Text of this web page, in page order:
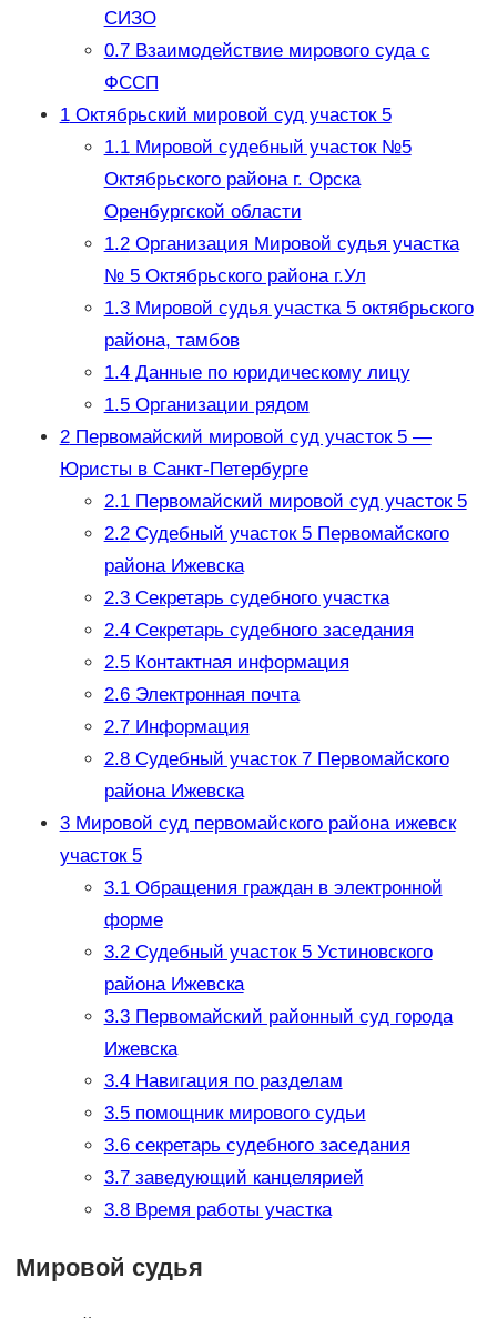
СИЗО
0.7Взаимодействие мирового суда с
ФССП
1Октябрьский мировой суд участок 5
1.1Мировой судебный участок №5
Октябрьского района г. Орска
Оренбургской области
1.2Организация Мировой судья участка
№ 5 Октябрьского района г.Ул
1.3Мировой судья участка 5 октябрьского
района, тамбов
1.4Данные по юридическому лицу
1.5Организации рядом
2Первомайский мировой суд участок 5 —
Юристы в Санкт-Петербурге
2.1Первомайский мировой суд участок 5
2.2Судебный участок 5 Первомайского
района Ижевска
2.3Секретарь судебного участка
2.4Секретарь судебного заседания
2.5Контактная информация
2.6Электронная почта
2.7Информация
2.8Судебный участок 7 Первомайского
района Ижевска
3Мировой суд первомайского района ижевск
участок 5
3.1Обращения граждан в электронной
форме
3.2Судебный участок 5 Устиновского
района Ижевска
3.3Первомайский районный суд города
Ижевска
3.4Навигация по разделам
3.5помощник мирового судьи
3.6секретарь судебного заседания
3.7заведующий канцелярией
3.8Время работы участка
Мировой судья